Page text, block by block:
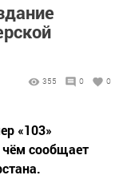
355 0 0
«103»
чём сообщает